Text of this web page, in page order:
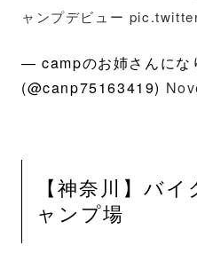
ャンプデビュー
— campのお姉さんにな
(@canp75163419)
【神奈川】バ
ャンプ場